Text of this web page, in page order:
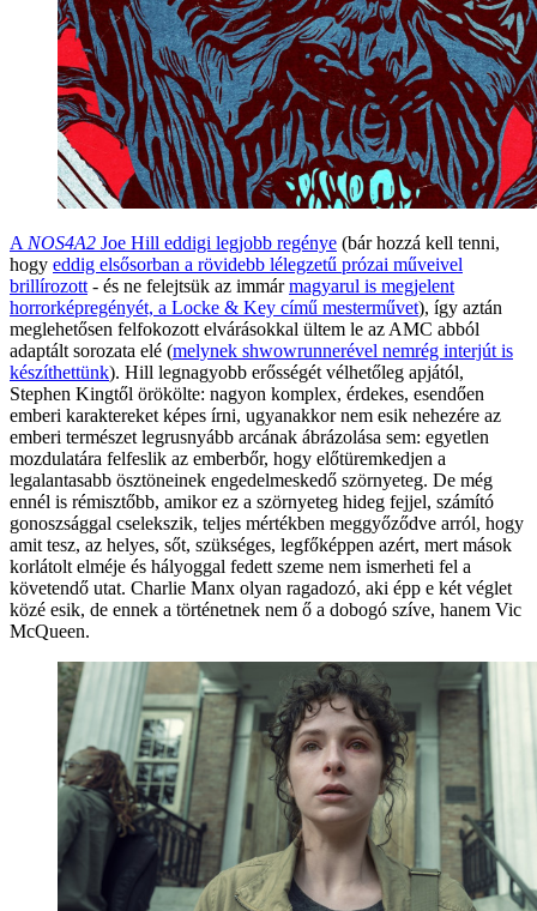
ANOS4A2 Joe Hill eddigi legjobb regénye (bár hozzá kell tenni,
hogy eddig elsősorban a rövidebb lélegzetű prózai műveivel
brillírozott- és ne felejtsük az immármagyarul is megjelent
horrorképregényét, a Locke & Key című mesterművet), így aztán
meglehetősen felfokozott elvárásokkal ültem le az AMC abból
adaptált sorozata elé (melynek shwowrunnerével nemrég interjút is
készíthettünk). Hill legnagyobb erősségét vélhetőleg apjától,
Stephen Kingtől örökölte: nagyon komplex, érdekes, esendően
emberi karaktereket képes írni, ugyanakkor nem esik nehezére az
emberi természet legrusnyább arcának ábrázolása sem: egyetlen
mozdulatára felfeslik az emberbőr, hogy előtüremkedjen a
legalantasabb ösztöneinek engedelmeskedő szörnyeteg. De még
ennél is rémisztőbb, amikor ez a szörnyeteg hideg fejjel, számító
gonoszsággal cselekszik, teljes mértékben meggyőződve arról, hogy
amit tesz, az helyes, sőt, szükséges, legfőképpen azért, mert mások
korlátolt elméje és hályoggal fedett szeme nem ismerheti fel a
követendő utat. Charlie Manx olyan ragadozó, aki épp e két véglet
közé esik, de ennek a történetnek nem ő a dobogó szíve, hanem Vic
McQueen.